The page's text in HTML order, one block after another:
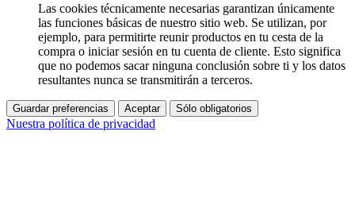
Las cookies técnicamente necesarias garantizan únicamente
las funciones básicas de nuestro sitio web. Se utilizan, por
ejemplo, para permitirte reunir productos en tu cesta de la
compra o iniciar sesión en tu cuenta de cliente. Esto significa
que no podemos sacar ninguna conclusión sobre ti y los datos
resultantes nunca se transmitirán a terceros.
Guardar preferencias Aceptar Sólo obligatorios
Nuestra política de privacidad